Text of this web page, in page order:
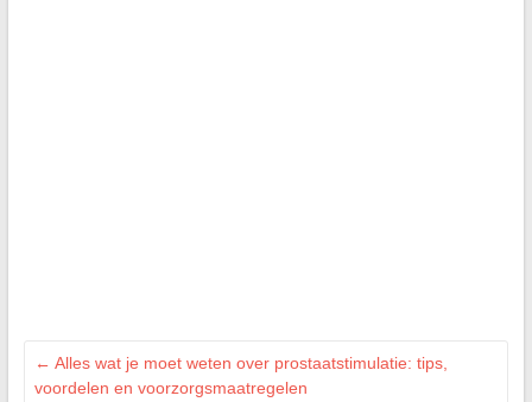
← Alles wat je moet weten over prostaatstimulatie: tips,
voordelen en voorzorgsmaatregelen